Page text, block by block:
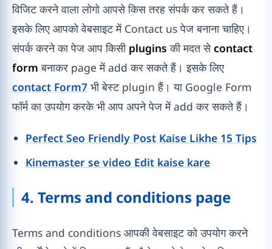
विजिट करने वाला लोगो आपसे किस तरह संपर्क कर सकते हैं।
इसके लिए आपको वेबसाइट में Contact us पेज बनाना चाहिए।
संपर्क करने का पेज आप किसी plugins की मदत सेcontact
form बनाकर page में add कर सकते हैं। इसके लिए
contact Form7 भी बेस्ट plugin हैं। या Google Form
फॉर्म का उपयोग करके भी आप अपने पेज में add कर सकते हैं।
Perfect Seo Friendly Post Kaise Likhe 15 Tips
Kinemaster se video Edit kaise kare
4. Terms and conditions page
Terms and conditions आपकी वेबसाइट को उपयोग करने